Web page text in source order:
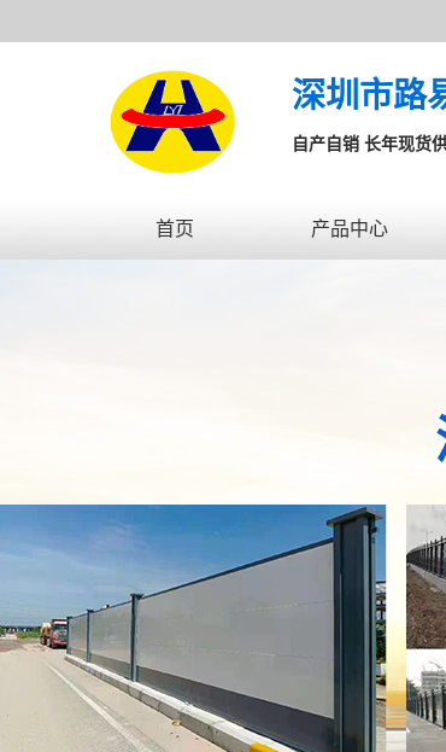
深圳市路
自产自销 长年现货
首页 产品中心